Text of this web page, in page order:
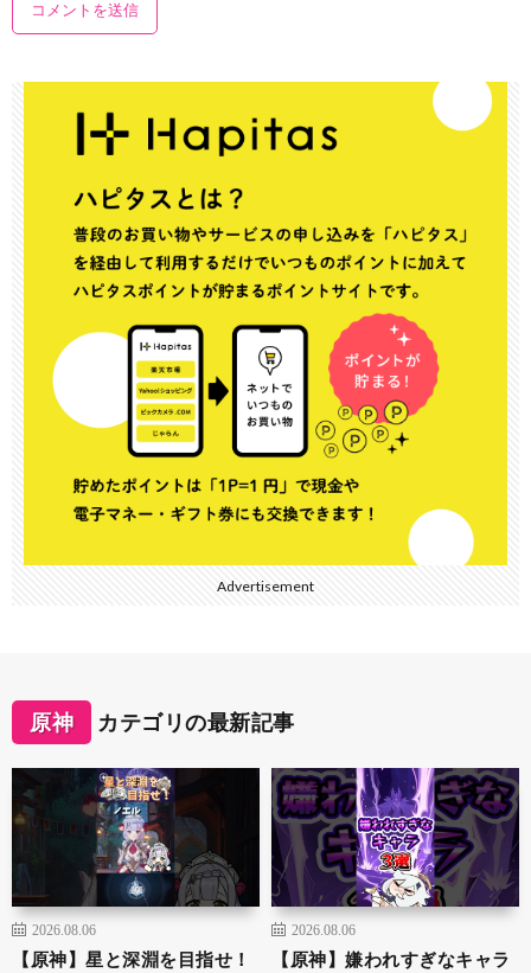
Advertisement
原神 カテゴリの最新記事
2026.08.06
【原神】星と深淵を目指せ！
2026.08.06
【原神】嫌われすぎなキャラ